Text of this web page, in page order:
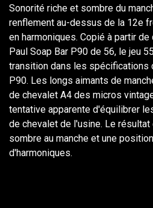
Sonorité riche et sombre du
renflement au-dessus de la 12e
en harmoniques. Copié à partir
Paul Soap Bar P90 de 56, le jeu
transition dans les spécifications
P90. Les longs aimants de
de chevalet A4 des micros
tentative apparente d'équilibrer
de chevalet de l'usine. Le
sombre au manche et une
d'harmoniques.